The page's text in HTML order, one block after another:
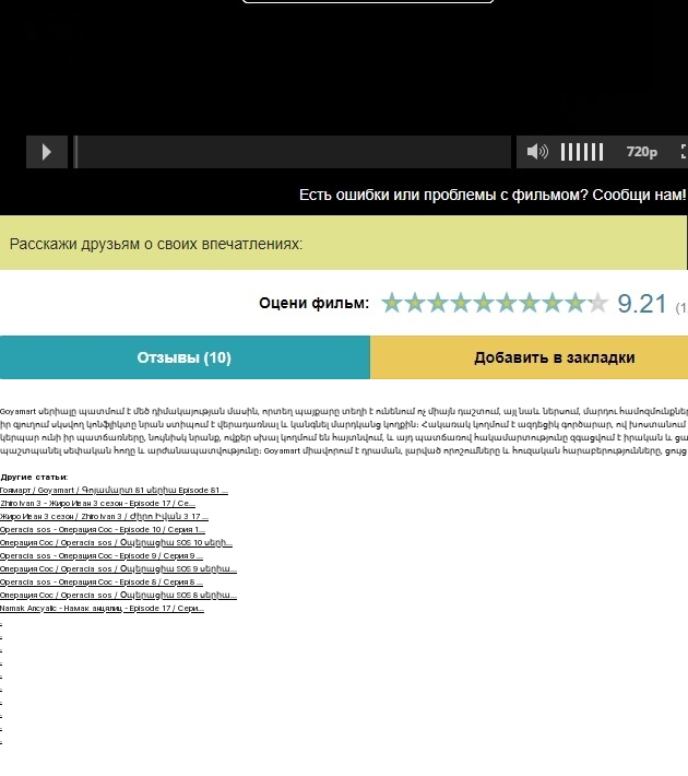
Goyamart սերիալը պատմում է մեծ դիմակայության մասին, որտեղ պայքարը տեղի է ունենում ոչ միայն դաշտում, այլ նաև ներսում, մարդու
իր գյուղում սկսվող կոնֆլիկտը նրան ստիպում է վերադառնալ և կանգնել մարդկանց կողքին։ Հակառակ կողմում է ազդեցիկ գործարար, ով
կերպար ունի իր պատճառները, նույնիսկ նրանք, ովքեր սխալ կողմում են հայտնվում, և այդ պատճառով հակամարտությունը զգացվում է իրական և
պաշտպանել սեփական հողը և արժանապատվությունը։ Goyamart միավորում է դրաման, լարված որոշումները և հուզական հարաբերությունները,
Другие статьи:
Гоямарт / Goyamart / Գոյամարտ 81 սերիա Episode 81 ...
Zhiro Ivan 3 - Жиро Иван 3 сезон - Episode 17 / Се...
Жиро Иван 3 сезон / Zhiro Ivan 3 / Ժիրո Իվան 3 17 ...
Operacia sos - Операция Сос - Episode 10 / Серия 1...
Операция Сос / Operacia sos / Օպերացիա SOS 10 սերի...
Operacia sos - Операция Сос - Episode 9 / Серия 9 ...
Операция Сос / Operacia sos / Օպերացիա SOS 9 սերիա...
Operacia sos - Операция Сос - Episode 8 / Серия 8 ...
Операция Сос / Operacia sos / Օպերացիա SOS 8 սերիա...
Namak Ancyalic - Намак анцялиц - Episode 17 / Сери...
.
.
.
.
.
.
.
.
.
.